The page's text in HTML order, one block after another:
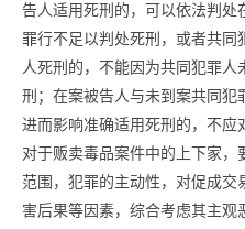
告人适用死刑的，可以依法判处
罪行不足以判处死刑，或者共
人死刑的，不能因为共同犯罪
刑；在案被告人与未到案共同犯
进而影响准确适用死刑的，不应
对于贩卖毒品案件中的上下家，
范围，犯罪的主动性，对促成
害后果等因素，综合考虑其主